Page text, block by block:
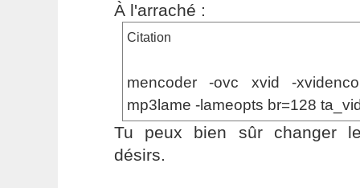
À l'arraché :
Citation
mencoder -ovc xvid -
mp3lame -lameopts br=128
Tu peux bien sûr changer
désirs.